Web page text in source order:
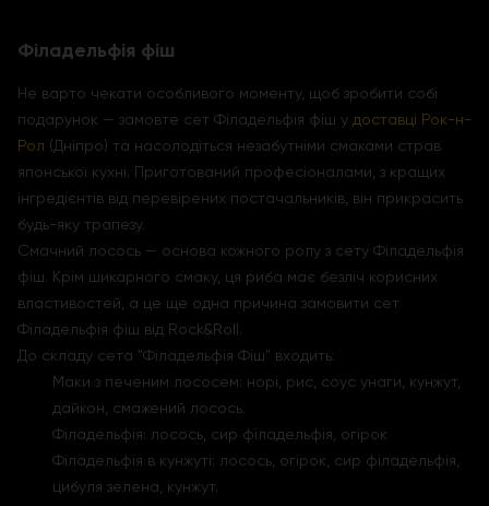
Філадельфія фіш
Не варто чекати особливого моменту, щоб зробити собі
подарунок — замовте сет Філадельфія фіш у доставці Рок-н-
Рол (Дніпро) та насолодіться незабутніми смаками страв
японської кухні. Приготований професіоналами, з кращих
інгредієнтів від перевірених постачальників, він прикрасить
будь-яку трапезу.
Смачний лосось — основа кожного ролу з сету Філадельфія
фіш. Крім шикарного смаку, ця риба має безліч корисних
властивостей, а це ще одна причина замовити сет
Філадельфія фіш від Rock&Roll.
До складу сета "Філадельфія Фіш" входить:
Маки з печеним лососем: норі, рис, соус унаги, кунжут,
дайкон, смажений лосось.
Філадельфія: лосось, сир філадельфія, огірок
Філадельфія в кунжуті: лосось, огірок, сир філадельфія,
цибуля зелена, кунжут.